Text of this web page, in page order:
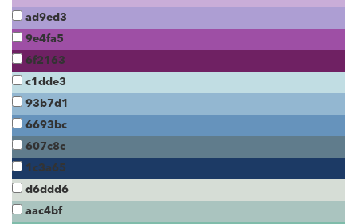
ad9ed3
9e4fa5
6f2163
c1dde3
93b7d1
6693bc
607c8c
1c3a65
d6ddd6
aac4bf